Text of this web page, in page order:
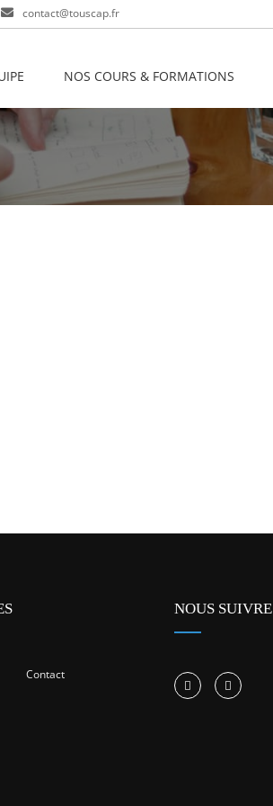
contact@touscap.fr
NOS COURS & FORMATIONS
Contact
NOUS SUIVRE